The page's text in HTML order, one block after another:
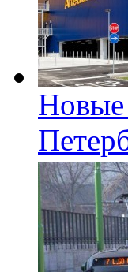
Новые